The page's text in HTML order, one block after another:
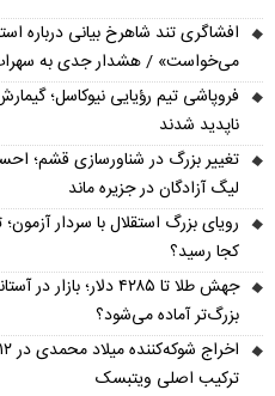
می‌خواست» / هشدار جدی به سهراب
ناپدید شدند
تغییر بزرگ در شناورسازی قشم؛
لیگ آزادگان در جزیره ماند
رویای بزرگ استقلال با سردار
کجا رسید؟
جهش طلا تا ۴۲۸۵ دلار؛
بزرگ‌تر آماده می‌شود؟
ترکیب اصلی ویتبسک